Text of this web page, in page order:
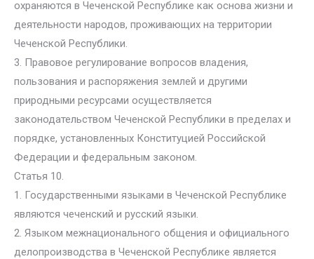
охраняются в Чеченской Республике как основа жизни и
деятельности народов, проживающих на территории
Чеченской Республики.
3. Правовое регулирование вопросов владения,
пользования и распоряжения землей и другими
природными ресурсами осуществляется
законодательством Чеченской Республики в пределах и
порядке, установленных Конституцией Российской
Федерации и федеральным законом.
Статья 10.
1. Государственными языками в Чеченской Республике
являются чеченский и русский языки.
2. Языком межнационального общения и официального
делопроизводства в Чеченской Республике является